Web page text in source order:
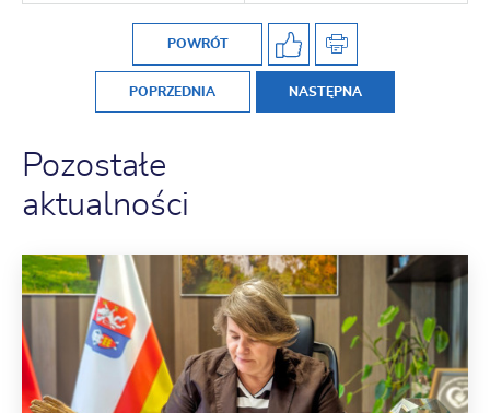
POWRÓT
POPRZEDNIA NASTĘPNA
Pozostałe
aktualności